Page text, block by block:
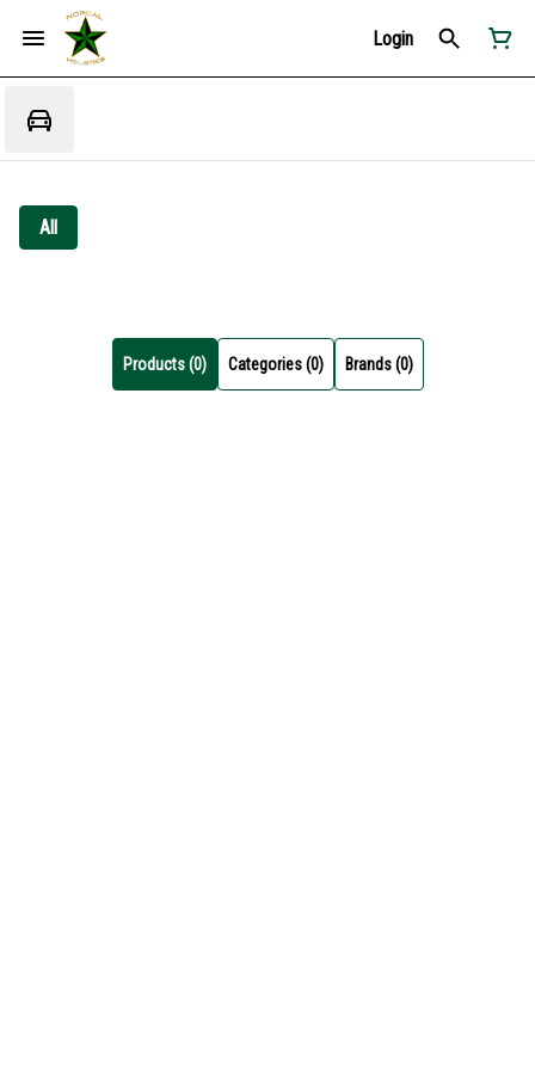
Login
All
Products (0) Categories (0) Brands (0)